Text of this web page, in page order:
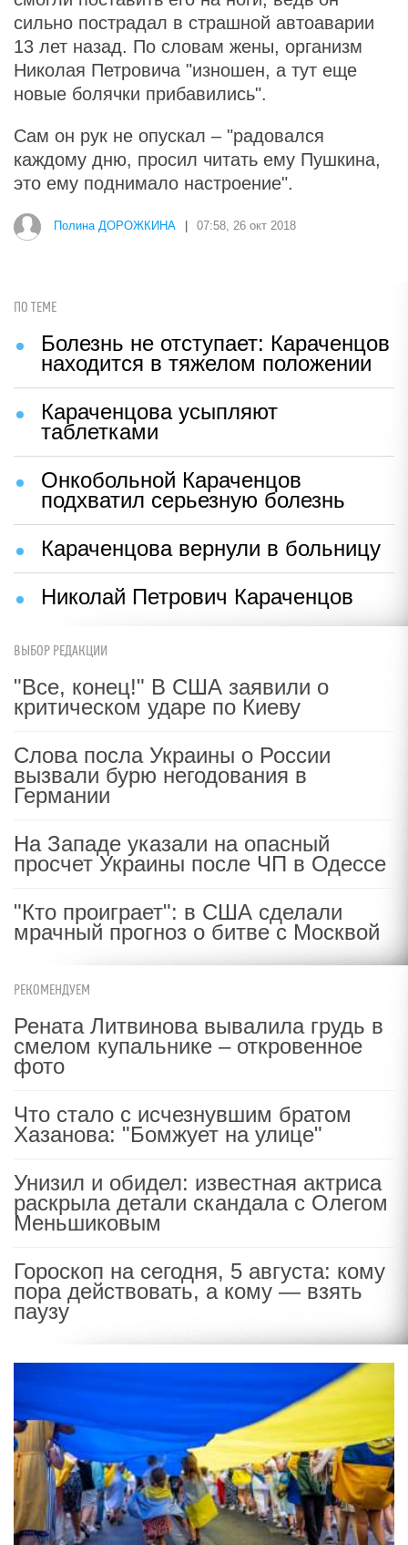
сильно пострадал в страшной автоаварии
13 лет назад. По словам жены, организм
Николая Петровича "изношен, а тут еще
новые болячки прибавились".
Сам он рук не опускал – "радовался
каждому дню, просил читать ему Пушкина,
это ему поднимало настроение".
Полина ДОРОЖКИНА 07:58, 26 окт 2018
ПО ТЕМЕ
Болезнь не отступает: Караченцов
находится в тяжелом положении
Караченцова усыпляют
таблетками
Онкобольной Караченцов
подхватил серьезную болезнь
Караченцова вернули в больницу
Николай Петрович Караченцов
ВЫБОР РЕДАКЦИИ
"Все, конец!" В США заявили о
критическом ударе по Киеву
Слова посла Украины о России
вызвали бурю негодования в
Германии
На Западе указали на опасный
просчет Украины после ЧП в Одессе
"Кто проиграет": в США сделали
мрачный прогноз о битве с Москвой
РЕКОМЕНДУЕМ
Рената Литвинова вывалила грудь в
смелом купальнике – откровенное
фото
Что стало с исчезнувшим братом
Хазанова: "Бомжует на улице"
Унизил и обидел: известная актриса
раскрыла детали скандала с Олегом
Меньшиковым
Гороскоп на сегодня, 5 августа: кому
пора действовать, а кому — взять
паузу